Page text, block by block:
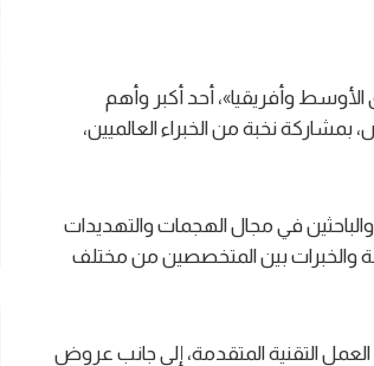
هات الشرق الأوسط وأفريقيا»، أحد أكبر وأهم
بمشاركة نخبة من الخبراء العالميين،
في مجال الهجمات والتهديدات
والخبرات بين المتخصصين من مختلف
التقنية المتقدمة، إلى جانب عروض